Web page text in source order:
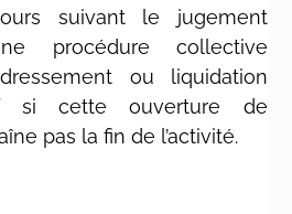
suivant le jugement
procédure collective
ou liquidation
si cette ouverture de
pas la fin de l’activité.